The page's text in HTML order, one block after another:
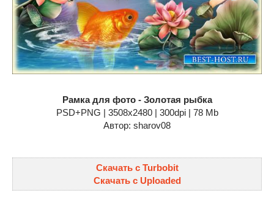
Рамка для фото - Золотая рыбка
PSD+PNG | 3508x2480 | 300dpi | 78 Mb
Автор: sharov08
Скачать с Turbobit
Скачать с Uploaded